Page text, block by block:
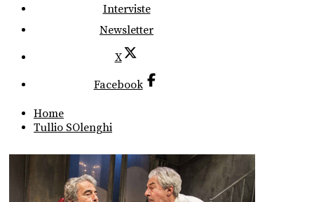
Interviste
Newsletter
X
Facebook
Home
Tullio SOlenghi